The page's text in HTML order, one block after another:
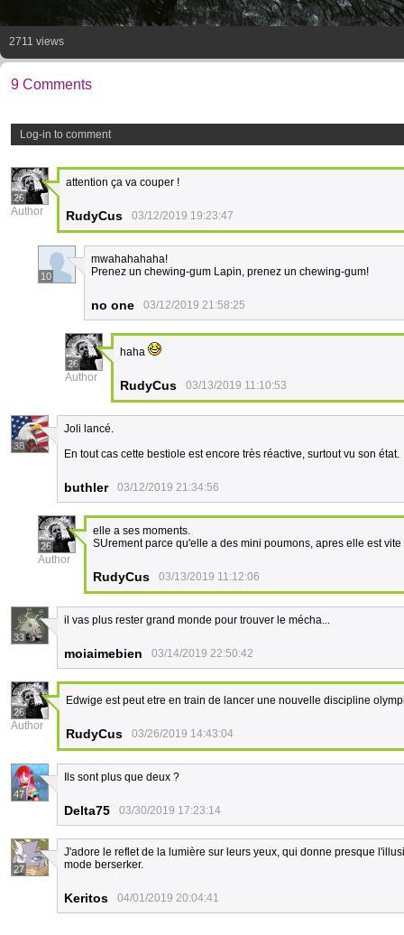
2711 views
9 Comments
Log-in to comment
26
Author
attention ça va couper !
RudyCus 03/12/2019 19:23:47
10
mwahahahaha!
Prenez un chewing-gum Lapin, prenez un chewing-gum!
no one 03/12/2019 21:58:25
26
Author
haha
RudyCus 03/13/2019 11:10:53
38
Joli lancé.
En tout cas cette bestiole est encore très réactive, surtout vu son état.
buthler 03/12/2019 21:34:56
26
Author
elle a ses moments.
SUrement parce qu'elle a des mini poumons, apres elle est vite
RudyCus 03/13/2019 11:12:06
33
il vas plus rester grand monde pour trouver le mécha...
moiaimebien 03/14/2019 22:50:42
26
Author
Edwige est peut etre en train de lancer une nouvelle discipline
RudyCus 03/26/2019 14:43:04
47
Ils sont plus que deux ?
Delta75 03/30/2019 17:23:14
27
J'adore le reflet de la lumière sur leurs yeux, qui donne presque
mode berserker.
Keritos 04/01/2019 20:04:41